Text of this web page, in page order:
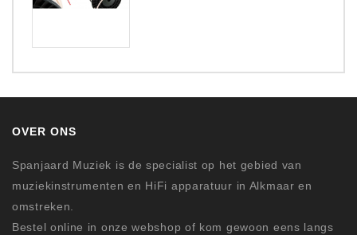
OVER ONS
Spanjaard Muziek is de specialist op het gebied van
muziekinstrumenten en HiFi apparatuur in Alkmaar en
omstreken.
Bestel online in onze webshop of kom gewoon eens langs